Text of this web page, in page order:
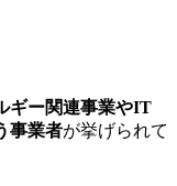
ギー関連事業やIT
事業者が挙げられて